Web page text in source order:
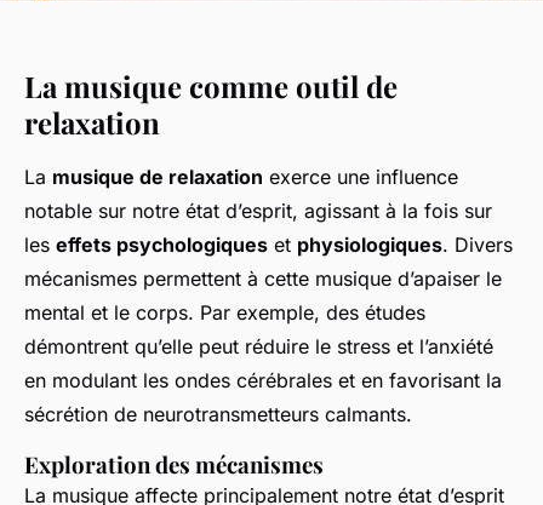
La musique comme outil de
relaxation
La musique de relaxation exerce une influence
notable sur notre état d’esprit, agissant à la fois sur
les effets psychologiques et physiologiques. Divers
mécanismes permettent à cette musique d’apaiser le
mental et le corps. Par exemple, des études
démontrent qu’elle peut réduire le stress et l’anxiété
en modulant les ondes cérébrales et en favorisant la
sécrétion de neurotransmetteurs calmants.
Exploration des mécanismes
La musique affecte principalement notre état d’esprit